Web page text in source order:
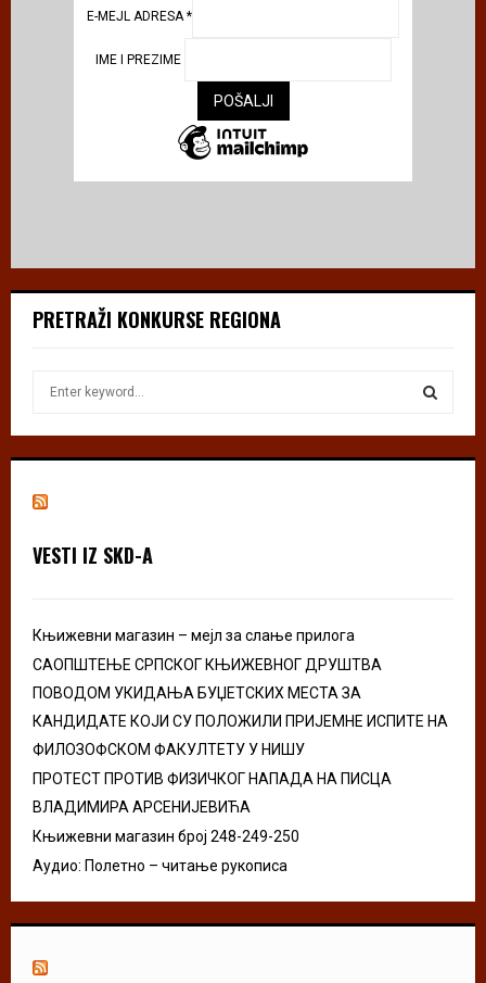
E-MEJL ADRESA *
IME I PREZIME
PRETRAŽI KONKURSE REGIONA
h
r
S
VESTI IZ SKD-A
Књижевни магазин – мејл за слање прилога
САОПШТЕЊЕ СРПСКОГ КЊИЖЕВНОГ ДРУШТВА
ПОВОДОМ УКИДАЊА БУЏЕТСКИХ МЕСТА ЗА
КАНДИДАТЕ КОЈИ СУ ПОЛОЖИЛИ ПРИЈЕМНЕ ИСПИТЕ НА
ФИЛОЗОФСКОМ ФАКУЛТЕТУ У НИШУ
ПРОТЕСТ ПРОТИВ ФИЗИЧКОГ НАПАДА НА ПИСЦА
ВЛАДИМИРА АРСЕНИЈЕВИЋА
Књижевни магазин број 248-249-250
Аудио: Полетно – читање рукописа